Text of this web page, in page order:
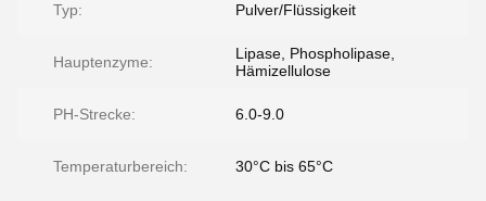
Typ: Pulver/Flüssigkeit
Hauptenzyme:
Lipase, Phospholipase,
Hämizellulose
PH-Strecke: 6.0-9.0
Temperaturbereich: 30°C bis 65°C